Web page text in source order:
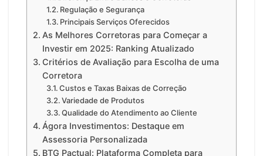
Regulação e Segurança
Principais Serviços Oferecidos
As Melhores Corretoras para Começar a
Investir em 2025: Ranking Atualizado
Critérios de Avaliação para Escolha de uma
Corretora
Custos e Taxas Baixas de Correção
Variedade de Produtos
Qualidade do Atendimento ao Cliente
Ágora Investimentos: Destaque em
Assessoria Personalizada
BTG Pactual: Plataforma Completa para